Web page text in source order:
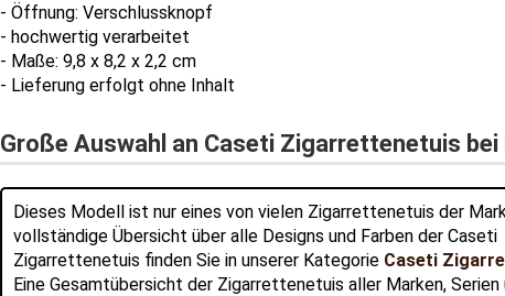
- Öffnung:Verschlussknopf
- hochwertig verarbeitet
- Maße: 9,8 x 8,2 x 2,2 cm
- Lieferung erfolgt ohne Inhalt
Große Auswahl an Caseti Zigarrettenetuis bei
Dieses Modell ist nur eines von vielen Zigarrettenetuis der
vollständige Übersicht über alle Designs und Farben der Caseti
Zigarrettenetuis finden Sie in unserer Kategorie Caseti
Eine Gesamtübersicht der Zigarrettenetuis aller Marken, Serien